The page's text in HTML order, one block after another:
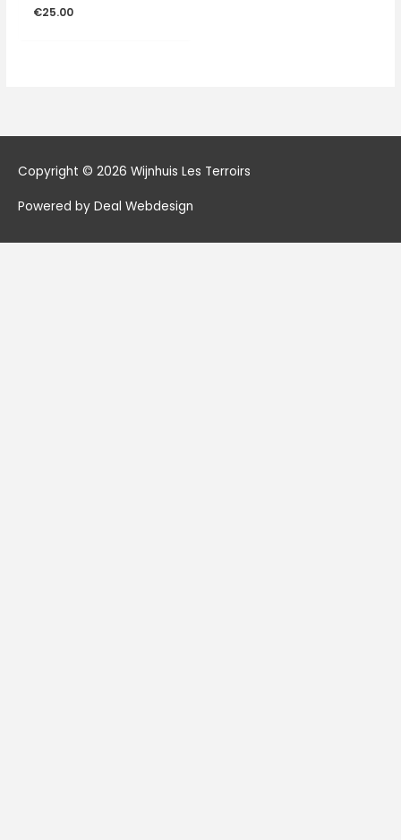
€25.00
Copyright © 2026 Wijnhuis Les Terroirs
Powered by Deal Webdesign